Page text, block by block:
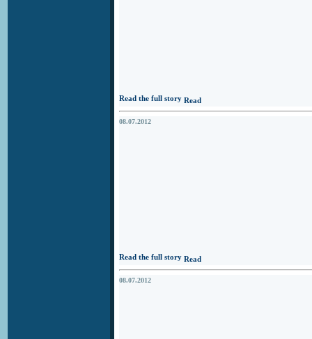
Read the full story
08.07.2012
Read the full story
08.07.2012